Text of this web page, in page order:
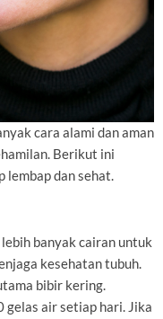
cara alami dan aman
Berikut ini
lembap dan sehat.
banyak cairan untuk
kesehatan tubuh.
bibir kering.
gelas air setiap hari. Jika